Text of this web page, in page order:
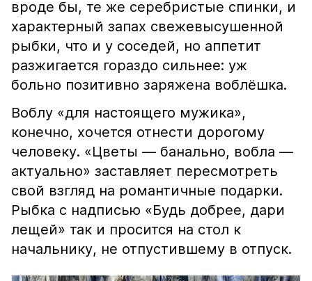
вроде бы, те же серебристые спинки, и
характерный запах свежевысушенной
рыбки, что и у соседей, но аппетит
разжигается гораздо сильнее: уж
больно позитивно заряжена воблёшка.
Воблу «для настоящего мужика»,
конечно, хочется отнести дорогому
человеку. «Цветы — банально, вобла —
актуально» заставляет пересмотреть
свой взгляд на романтичные подарки.
Рыбка с надписью «Будь добрее, дари
лещей» так и просится на стол к
начальнику, не отпустившему в отпуск.